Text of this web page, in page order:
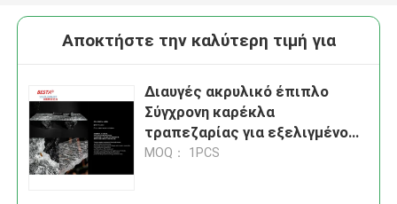
Αποκτήστε την καλύτερη τιμή για
Διαυγές ακρυλικό έπιπλο
Σύγχρονη καρέκλα
τραπεζαρίας για εξελιγμένο
χώρο γραφείου
MOQ： 1PCS